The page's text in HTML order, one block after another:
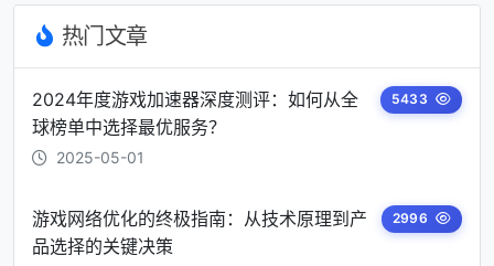
热门文章
2024年度游戏加速器深度测评：如何从全
球榜单中选择最优服务？
2025-05-01
5433
游戏网络优化的终极指南：从技术原理到产
品选择的关键决策
2996